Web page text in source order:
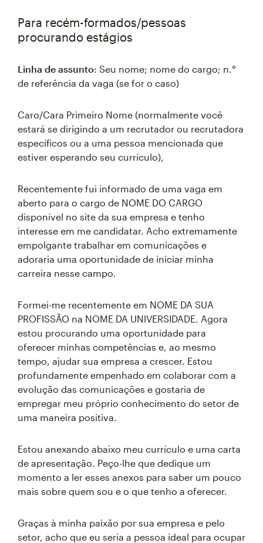
Para recém-formados/pessoas
procurando estágios
Linha de assunto: Seu nome; nome do cargo; n.°
de referência da vaga (se for o caso)
Caro/Cara Primeiro Nome (normalmente você
estará se dirigindo a um recrutador ou recrutadora
específicos ou a uma pessoa mencionada que
estiver esperando seu currículo),
Recentemente fui informado de uma vaga em
aberto para o cargo de NOME DO CARGO
disponível no site da sua empresa e tenho
interesse em me candidatar. Acho extremamente
empolgante trabalhar em comunicações e
adoraria uma oportunidade de iniciar minha
carreira nesse campo.
Formei-me recentemente em NOME DA SUA
PROFISSÃO na NOME DA UNIVERSIDADE. Agora
estou procurando uma oportunidade para
oferecer minhas competências e, ao mesmo
tempo, ajudar sua empresa a crescer. Estou
profundamente empenhado em colaborar com a
evolução das comunicações e gostaria de
empregar meu próprio conhecimento do setor de
uma maneira positiva.
Estou anexando abaixo meu currículo e uma carta
de apresentação. Peço-lhe que dedique um
momento a ler esses anexos para saber um pouco
mais sobre quem sou e o que tenho a oferecer.
Graças à minha paixão por sua empresa e pelo
setor, acho que eu seria a pessoa ideal para ocupar